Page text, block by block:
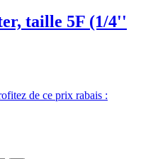
taille 5F (1/4''
de ce prix rabais :